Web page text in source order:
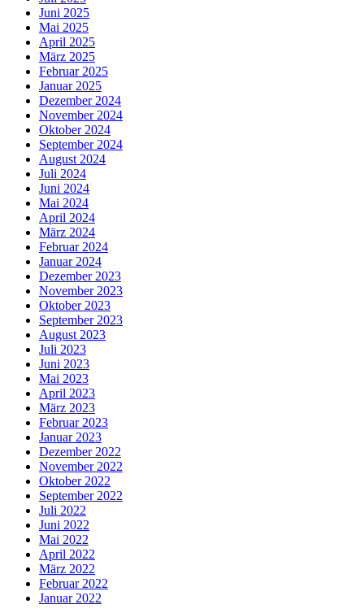
Juni 2025
Mai 2025
April 2025
März 2025
Februar 2025
Januar 2025
Dezember 2024
November 2024
Oktober 2024
September 2024
August 2024
Juli 2024
Juni 2024
Mai 2024
April 2024
März 2024
Februar 2024
Januar 2024
Dezember 2023
November 2023
Oktober 2023
September 2023
August 2023
Juli 2023
Juni 2023
Mai 2023
April 2023
März 2023
Februar 2023
Januar 2023
Dezember 2022
November 2022
Oktober 2022
September 2022
Juli 2022
Juni 2022
Mai 2022
April 2022
März 2022
Februar 2022
Januar 2022